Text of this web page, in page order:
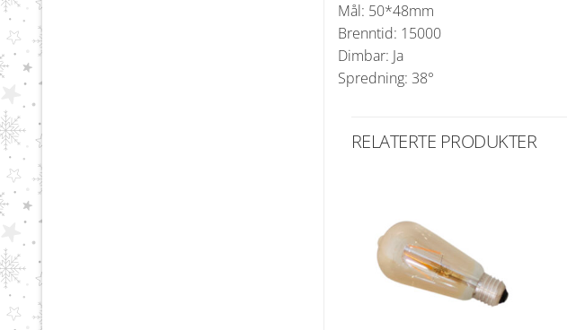
Mål: 50*48mm
Brenntid: 15000
Dimbar: Ja
Spredning: 38°
RELATERTE PRODUKTER